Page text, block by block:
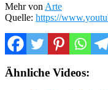
Mehr von Arte
Quelle: https://
Ähnliche Videos: